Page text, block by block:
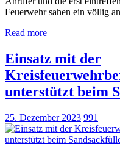
Feuerwehr sahen ein völlig
Read more
Einsatz mit der
unterstützt beim
25. Dezember 2023 991